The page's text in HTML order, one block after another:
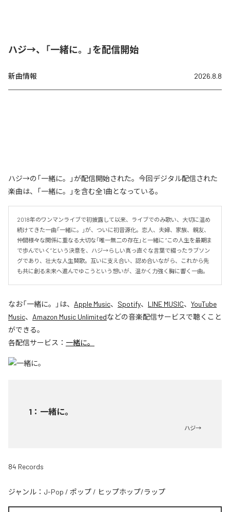
ハジ→、「一緒に。」を配信開始
新曲情報 2026.8.8
ハジ→の「一緒に。」が配信開始された。今回デジタル配信された
楽曲は、「一緒に。」を含む全1曲となっている。
2018年のワンマンライブで初披露して以来、ライブでのみ歌い、大切に温め
続けてきた一曲「一緒に。」が、ついに初音源化。恋人、夫婦、家族、親友、
仲間――様々な関係に重なる大切な「唯一無二の存在」と一緒に “この人生を最期ま
で歩んでいく”という決意を、ハジ→らしい真っ直ぐな言葉で綴ったラブソン
グであり、壮大な人生賛歌。互いに支え合い、認め合いながら、これから先
も共に創る未来へ進んでゆこうという想いが、温かく力強く胸に響く一曲。
なお「一緒に。 」は、 Apple Music、 Spotify、 LINE MUSIC、 YouTube
Music、 Amazon Music Unlimitedなどの音楽配信サービスで聴くこと
ができる。
各配信サービス： 一緒に。
1 ： 一緒に。
ハジ→
84 Records
ジャンル： J-Pop / ポップ / ヒップホップ/ラップ